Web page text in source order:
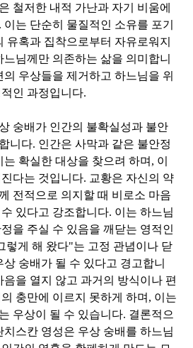
철저한 내적 가난과 자기 비움에
. 이는 단순히 물질적인 소유를 포기
유혹과 집착으로부터 자유로워지
님께만 의존하는 삶을 의미합니
우상들을 제거하고 하느님을 위
인 과정입니다.
숭배가 인간의 불확실성과 불안
니다. 인간은 사막과 같은 불안정
확실한 대상을 찾으려 하며 , 이
다는 것입니다. 교황은 자신의 약
전적으로 의지할 때 비로소 마음
있다고 강조합니다. 이는 하느님
을 주실 수 있음을 깨닫는 영적인
렇게 해 왔다"는 고정 관념이나 닫
숭배가 될 수 있다고 경고합니
을 열지 않고 과거의 방식이나 편
충만에 이르지 못하게 하며 , 이는
우상이 될 수 있습니다. 결론적으
치스칸 영성은 우상 숭배를 하느님